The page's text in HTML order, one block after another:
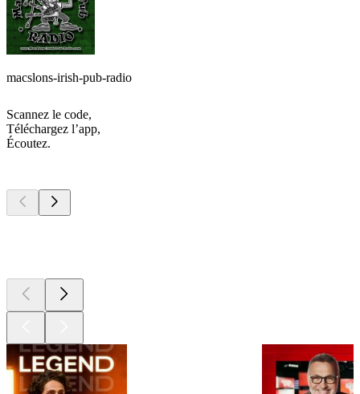
macslons-irish-pub-radio
Scannez le code,
Téléchargez l’app,
Écoutez.